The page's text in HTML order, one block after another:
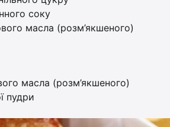
соку
масла (розм’якшеного)
масла (розм’якшеного)
пудри